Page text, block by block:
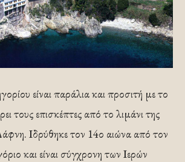
είναι παράλια και προσιτή µε το
τους επισκέπτες από το λιµάνι της
Ιδρύθηκε τον 14ο αιώνα από τον
και είναι σύγχρονη των Ιερών